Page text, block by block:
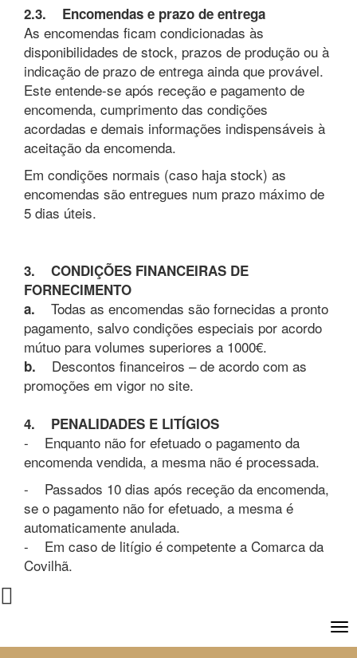
2.3. Encomendas e prazo de entrega
As encomendas ficam condicionadas às
disponibilidades de stock, prazos de produção ou à
indicação de prazo de entrega ainda que provável.
Este entende-se após receção e pagamento de
encomenda, cumprimento das condições
acordadas e demais informações indispensáveis à
aceitação da encomenda.
Em condições normais (caso haja stock) as
encomendas são entregues num prazo máximo de
5 dias úteis.
3. CONDIÇÕES FINANCEIRAS DE
FORNECIMENTO
a.
Todas as encomendas são fornecidas a pronto
pagamento, salvo condições especiais por acordo
mútuo para volumes superiores a 1000€.
b.
Descontos financeiros – de acordo com as
promoções em vigor no site.
4. PENALIDADES E LITÍGIOS
- Enquanto não for efetuado o pagamento da
encomenda vendida, a mesma não é processada.
- Passados 10 dias após receção da encomenda,
se o pagamento não for efetuado, a mesma é
automaticamente anulada.
- Em caso de litígio é competente a Comarca da
Covilhã.